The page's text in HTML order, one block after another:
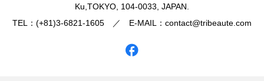
Ku,TOKYO, 104-0033, JAPAN.
TEL：(+81)3-6821-1605 ／ E-MAIL：contact@tribeaute.com